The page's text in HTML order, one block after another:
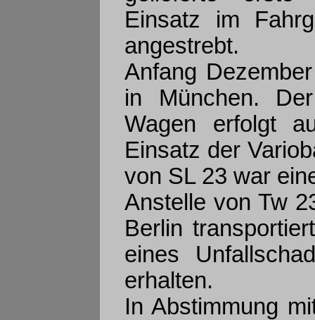
Einsatz im
angestrebt.
Anfang
in München.
Wagen erfolgt
Einsatz der
von SL 23 war
Anstelle von Tw
Berlin
eines
erhalten.
In Abstimmung